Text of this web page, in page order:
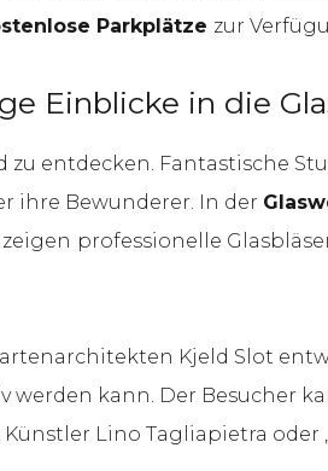
Parkplätze zur
Einblicke in die
entdecken. Fantastische
ihre Bewunderer. In der
professionelle
Kjeld Slot
kann. Der Besucher
Lino Tagliapietra